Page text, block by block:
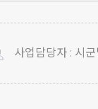
사업담당자 : 시